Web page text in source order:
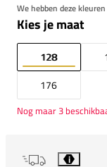
We hebben deze
Kies je maat
128
176
Nog maar 3
i